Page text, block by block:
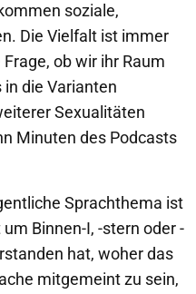
soziale,
Die Vielfalt ist immer
ob wir ihr Raum
in die Varianten
Sexualitäten
Minuten des Podcasts
Sprachthema ist
Binnen-I, -stern oder -
hat, woher das
mitgemeint zu sein,